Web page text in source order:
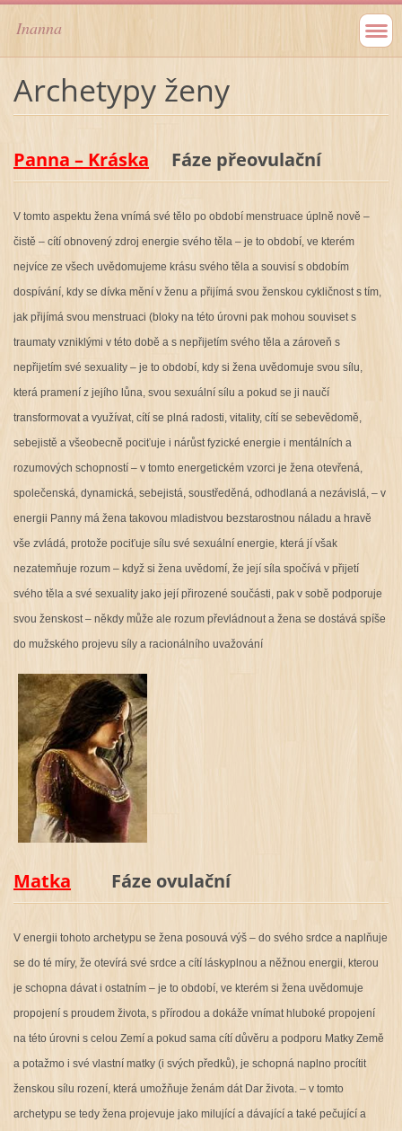
Inanna
Archetypy ženy
Panna – Kráska Fáze přeovulační
V tomto aspektu žena vnímá své tělo po období menstruace úplně nově –
čistě – cítí obnovený zdroj energie svého těla – je to období, ve kterém
nejvíce ze všech uvědomujeme krásu svého těla a souvisí s obdobím
dospívání, kdy se dívka mění v ženu a přijímá svou ženskou cykličnost s tím,
jak přijímá svou menstruaci (bloky na této úrovni pak mohou souviset s
traumaty vzniklými v této době a s nepřijetím svého těla a zároveň s
nepřijetím své sexuality – je to období, kdy si žena uvědomuje svou sílu,
která pramení z jejího lůna, svou sexuální sílu a pokud se ji naučí
transformovat a využívat, cítí se plná radosti, vitality, cítí se sebevědomě,
sebejistě a všeobecně pociťuje i nárůst fyzické energie i mentálních a
rozumových schopností – v tomto energetickém vzorci je žena otevřená,
společenská, dynamická, sebejistá, soustředěná, odhodlaná a nezávislá, – v
energii Panny má žena takovou mladistvou bezstarostnou náladu a hravě
vše zvládá, protože pociťuje sílu své sexuální energie, která jí však
nezatemňuje rozum – když si žena uvědomí, že její síla spočívá v přijetí
svého těla a své sexuality jako její přirozené součásti, pak v sobě podporuje
svou ženskost – někdy může ale rozum převládnout a žena se dostává spíše
do mužského projevu síly a racionálního uvažování
Matka Fáze ovulační
V energii tohoto archetypu se žena posouvá výš – do svého srdce a naplňuje
se do té míry, že otevírá své srdce a cítí láskyplnou a něžnou energii, kterou
je schopna dávat i ostatním – je to období, ve kterém si žena uvědomuje
propojení s proudem života, s přírodou a dokáže vnímat hluboké propojení
na této úrovni s celou Zemí a pokud sama cítí důvěru a podporu Matky Země
a potažmo i své vlastní matky (i svých předků), je schopná naplno procítit
ženskou sílu rození, která umožňuje ženám dát Dar života. – v tomto
archetypu se tedy žena projevuje jako milující a dávající a také pečující a